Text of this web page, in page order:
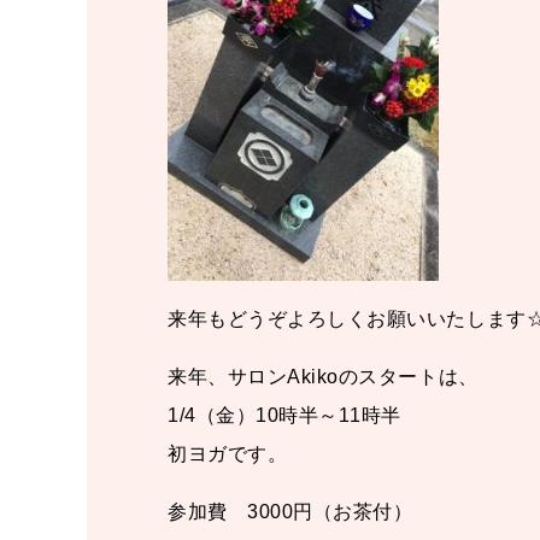
来年もどうぞよろしくお願いいたします
来年、サロンAkikoのスタートは、
1/4（金）10時半～11時半
初ヨガです。
参加費 3000円（お茶付）